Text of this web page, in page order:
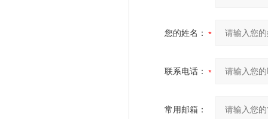
您的姓名：
联系电话：
常用邮箱：